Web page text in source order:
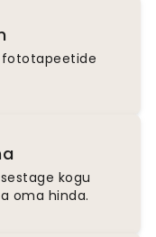
fototapeetide
kogu
oma hinda.